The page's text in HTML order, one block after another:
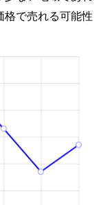
で売れる可能性